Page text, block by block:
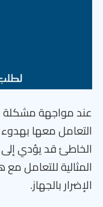
عند مواجهة مشكلة
التعامل معها
الخاطئ قد يؤدي
المثالية للتعامل
الإضرار بالجهاز.